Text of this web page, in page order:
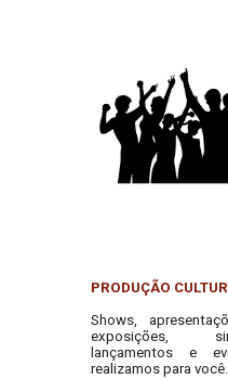
PRODUÇÃO
Shows,
exposições,
lançamentos e
realizamos para você.